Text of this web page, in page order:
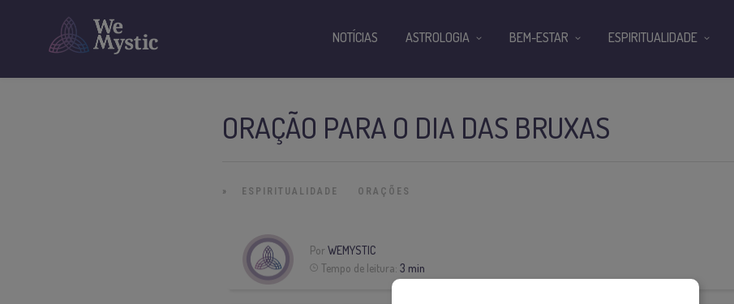
ORAÇÃO PARA O DIA DAS BRUXAS
» ESPIRITUALIDADE ORAÇÕES
PorWEMYSTIC
Tempo de leitura:3 min
NOTÍCIAS ASTROLOGIA BEM-ESTAR ESPIRITUALIDADE